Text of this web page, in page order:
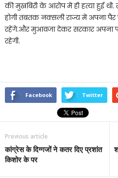
की मुखबिरी के आरोप में ही हत्या हुई
होगी तबतक नक्सली राज्य में अपना पैर
रहेंगे.और मुआवजा देकर सरकार अपना
रहेगी.
Facebook Twitter
Previous article
कांग्रेस के दिग्गजों ने कतर दिए प्रशांत
किशोर के पर